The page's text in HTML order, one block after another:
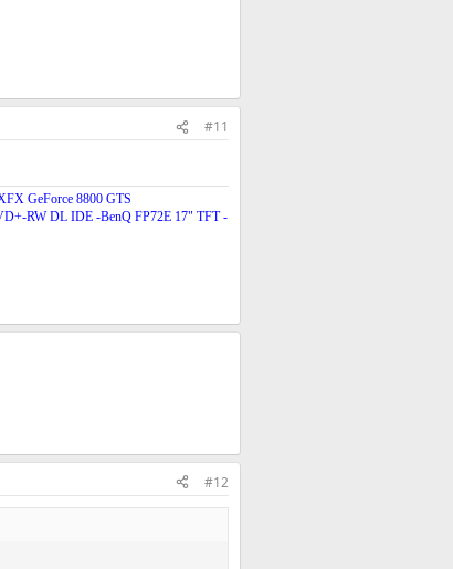
#11
GeForce 8800 GTS
RW DL IDE -BenQ FP72E 17" TFT -
#12